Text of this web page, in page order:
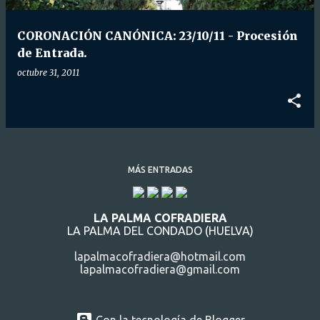
CORONACIÓN CANÓNICA: 23/10/11 - Procesión
de Entrada.
octubre 31, 2011
MÁS ENTRADAS
LA PALMA COFRADIERA
LA PALMA DEL CONDADO (HUELVA)
lapalmacofradiera@hotmail.com
lapalmacofradiera@gmail.com